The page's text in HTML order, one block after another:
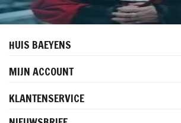
HUIS BAEYENS
MIJN ACCOUNT
KLANTENSERVICE